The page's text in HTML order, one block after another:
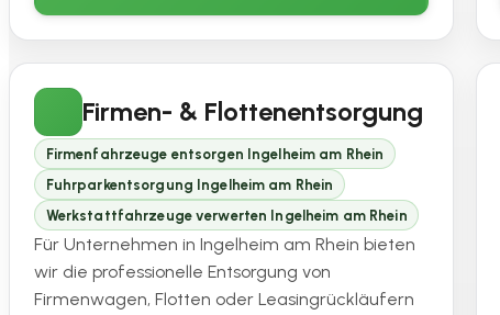
Firmen- & Flottenentsorgung
Firmenfahrzeuge entsorgen Ingelheim am Rhein
Fuhrparkentsorgung Ingelheim am Rhein
Werkstattfahrzeuge verwerten Ingelheim am Rhein
Für Unternehmen in Ingelheim am Rhein bieten
wir die professionelle Entsorgung von
Firmenwagen, Flotten oder Leasingrückläufern